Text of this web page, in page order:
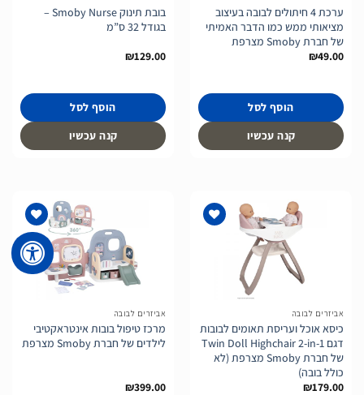
ערכת 4 חיתולים לבובה בעיצוב
מציאותי ממש כמו הדבר האמיתי
של חברת Smoby מצרפת
₪49.00
הוסף לסל
קנה עכשיו
בובת תינוק Smoby Nurse –
בגודל 32 ס”מ
₪129.00
הוסף לסל
קנה עכשיו
אביזרים לבובה
כיסא אוכל ועריסת תאומים לבובות
דגם Twin Doll Highchair 2-in-1
של חברת Smoby מצרפת (לא
כולל בובה)
₪179.00
הוסף
לרשימת
אביזרים לבובה
מרכז טיפול בובות אינטראקטיבי
לילדים של חברת Smoby מצרפת
₪399.00